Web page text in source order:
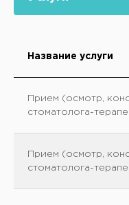
Название услуги
Прием (осмотр,
стоматолога-
Прием (осмотр,
стоматолога-